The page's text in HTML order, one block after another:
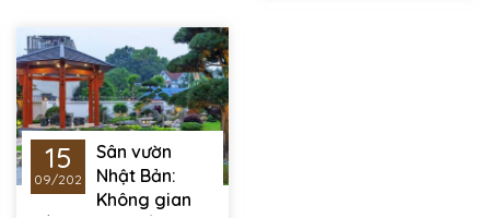
15
09/2025
Sân vườn
Nhật Bản:
Không gian